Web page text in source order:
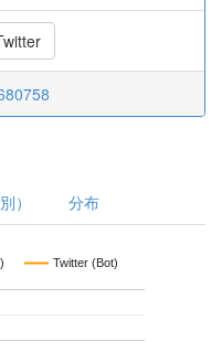
） 分布
Twitter (Bot)